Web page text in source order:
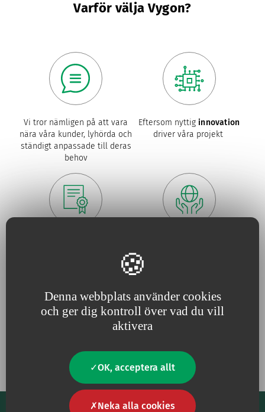
Denna webbplats använder cookies
och ger dig kontroll över vad du vill
aktivera
OK, acceptera allt
Neka alla cookies
Varför välja Vygon?
Vi tror nämligen på att vara
nära våra kunder, lyhörda och
ständigt anpassade till deras
behov
Eftersom nyttiginnovation
driver våra projekt
våra ansträngningar för att